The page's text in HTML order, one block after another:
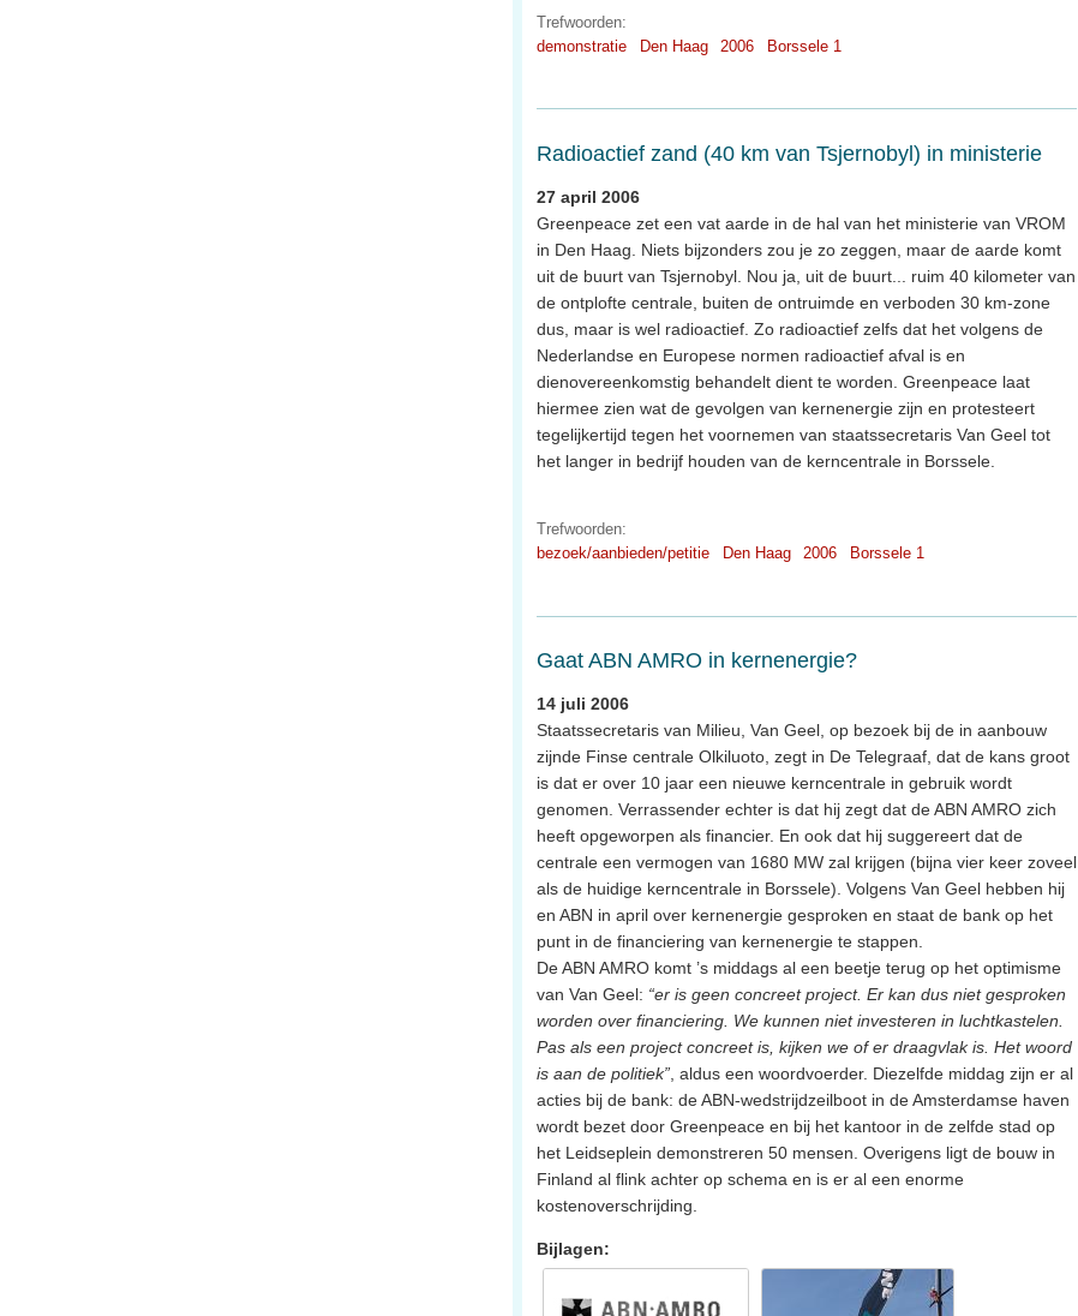
Trefwoorden:
demonstratie
Den Haag 2006 Borssele 1
Radioactief zand (40 km van Tsjernobyl) in ministerie
27 april 2006
Greenpeace zet een vat aarde in de hal van het ministerie van VROM
in Den Haag. Niets bijzonders zou je zo zeggen, maar de aarde komt
uit de buurt van Tsjernobyl. Nou ja, uit de buurt... ruim 40 kilometer van
de ontplofte centrale, buiten de ontruimde en verboden 30 km-zone
dus, maar is wel radioactief. Zo radioactief zelfs dat het volgens de
Nederlandse en Europese normen radioactief afval is en
dienovereenkomstig behandelt dient te worden. Greenpeace laat
hiermee zien wat de gevolgen van kernenergie zijn en protesteert
tegelijkertijd tegen het voornemen van staatssecretaris Van Geel tot
het langer in bedrijf houden van de kerncentrale in Borssele.
Trefwoorden:
bezoek/aanbieden/petitie
Den Haag 2006 Borssele 1
Gaat ABN AMRO in kernenergie?
14 juli 2006
Staatssecretaris van Milieu, Van Geel, op bezoek bij de in aanbouw
zijnde Finse centrale Olkiluoto, zegt in De Telegraaf, dat de kans groot
is dat er over 10 jaar een nieuwe kerncentrale in gebruik wordt
genomen. Verrassender echter is dat hij zegt dat de ABN AMRO zich
heeft opgeworpen als financier. En ook dat hij suggereert dat de
centrale een vermogen van 1680 MW zal krijgen (bijna vier keer zoveel
als de huidige kerncentrale in Borssele). Volgens Van Geel hebben hij
en ABN in april over kernenergie gesproken en staat de bank op het
punt in de financiering van kernenergie te stappen.
De ABN AMRO komt ’s middags al een beetje terug op het optimisme
van Van Geel: “er is geen concreet project. Er kan dus niet gesproken
worden over financiering. We kunnen niet investeren in luchtkastelen.
Pas als een project concreet is, kijken we of er draagvlak is. Het woord
is aan de politiek”, aldus een woordvoerder. Diezelfde middag zijn er al
acties bij de bank: de ABN-wedstrijdzeilboot in de Amsterdamse haven
wordt bezet door Greenpeace en bij het kantoor in de zelfde stad op
het Leidseplein demonstreren 50 mensen. Overigens ligt de bouw in
Finland al flink achter op schema en is er al een enorme
kostenoverschrijding.
Bijlagen: